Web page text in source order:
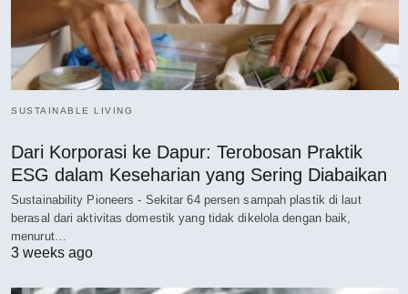
SUSTAINABLE LIVING
Dari Korporasi ke Dapur: Terobosan Praktik
ESG dalam Keseharian yang Sering Diabaikan
Sustainability Pioneers - Sekitar 64 persen sampah plastik di laut
berasal dari aktivitas domestik yang tidak dikelola dengan baik,
menurut…
3 weeks ago